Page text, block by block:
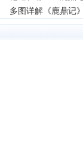
多图详解《鹿鼎记